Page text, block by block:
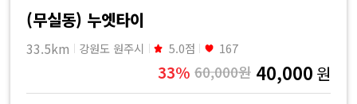
(무실동) 누엣타이
33.5km 강원도 원주시 5.0점 167
33% 60,000원 40,000 원